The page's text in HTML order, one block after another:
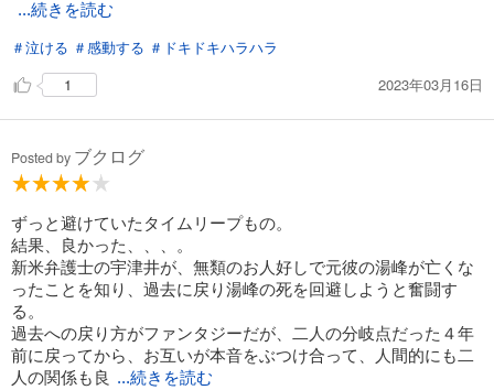
...続きを読む
＃泣ける ＃感動する ＃ドキドキハラハラ
1
2023年03月16日
Posted by ブクログ
ずっと避けていたタイムリープもの。
結果、良かった、、、。
新米弁護士の宇津井が、無類のお人好しで元彼の湯峰が亡くな
ったことを知り、過去に戻り湯峰の死を回避しようと奮闘す
る。
過去への戻り方がファンタジーだが、二人の分岐点だった４年
前に戻ってから、お互いが本音をぶつけ合って、人間的にも二
人の関係も良 ...続きを読む